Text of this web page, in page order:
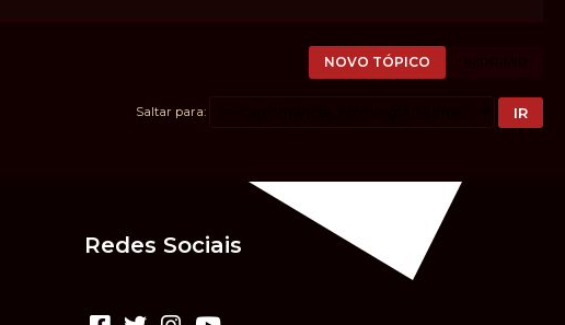
NOVO TÓPICO IMPRIMIR
Saltar para
Redes Sociais